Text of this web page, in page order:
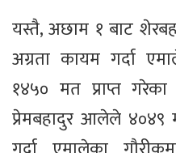
यस्तै, अछाम १ बाट
अग्रता कायम गर्दा
१४५० मत प्राप्त
प्रेमबहादुर आलेले ४०४९